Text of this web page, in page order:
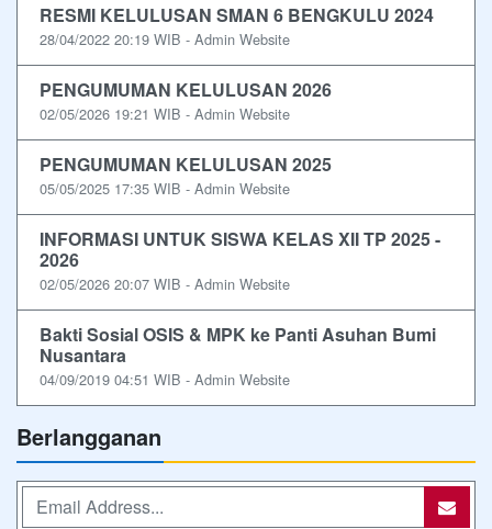
RESMI KELULUSAN SMAN 6 BENGKULU 2024
28/04/2022 20:19 WIB - Admin Website
PENGUMUMAN KELULUSAN 2026
02/05/2026 19:21 WIB - Admin Website
PENGUMUMAN KELULUSAN 2025
05/05/2025 17:35 WIB - Admin Website
INFORMASI UNTUK SISWA KELAS XII TP 2025 -
2026
02/05/2026 20:07 WIB - Admin Website
Bakti Sosial OSIS & MPK ke Panti Asuhan Bumi
Nusantara
04/09/2019 04:51 WIB - Admin Website
Berlangganan